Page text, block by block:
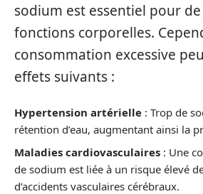
sodium est essentiel pour
fonctions corporelles.
consommation excessive
effets suivants :
Hypertension artérielle : Trop de
rétention d’eau, augmentant ainsi la
Maladies cardiovasculaires : Une
de sodium est liée à un risque élevé
d’accidents vasculaires cérébraux.